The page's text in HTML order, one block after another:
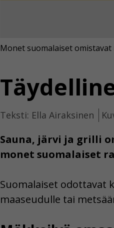
Teksti: Ella Airaksinen
Sauna, järvi ja grilli
monet suomalaiset
Monet suomalaiset omistavat
Suomalaiset odottavat
maaseudulle tai